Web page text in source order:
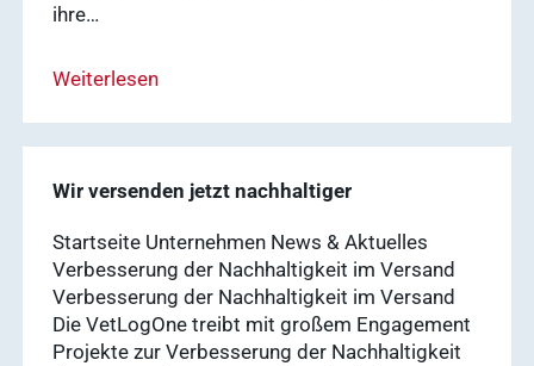
Ergebnisse
Praxissoftware
Ergebnisse
anzeigen
Arzneimittel
Mitgliedschaft
Pharma-
News & Socials
ihre…
Weiterlesen
Wir versenden jetzt nachhaltiger
Startseite Unternehmen News & Aktuelles
Verbesserung der Nachhaltigkeit im Versand
Verbesserung der Nachhaltigkeit im Versand
Die VetLogOne treibt mit großem Engagement
Projekte zur Verbesserung der Nachhaltigkeit